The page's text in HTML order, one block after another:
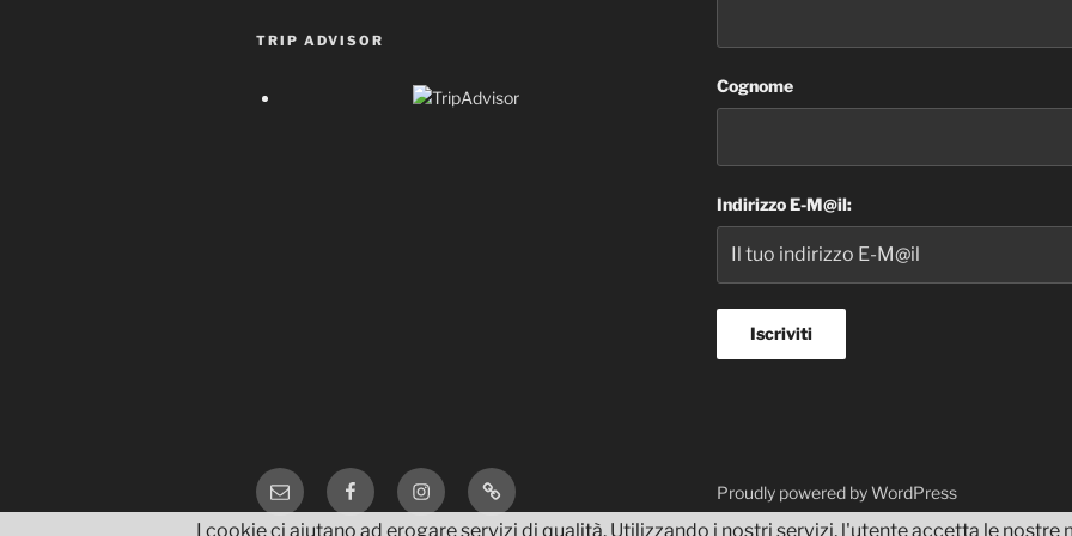
TRIP ADVISOR
Cognome
Indirizzo E-M@il:
Email FacebookInstagramTripAdvisor Proudly powered by WordPress
I cookie ci aiutano ad erogare servizi di qualità. Utilizzando i nostri servizi, l'utente accetta le nostre